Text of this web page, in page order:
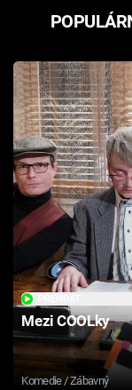
Mezi COOLky
Komedie / Zábavný